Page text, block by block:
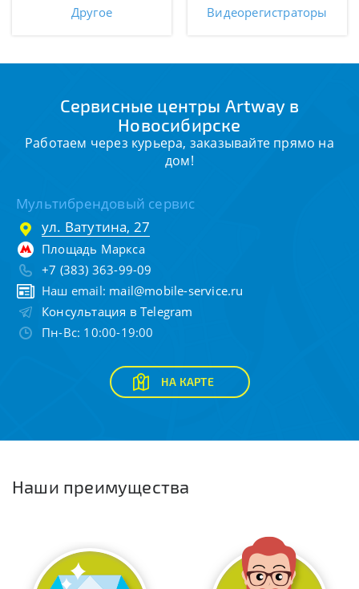
Другое Видеорегистраторы
Сервисные центры Artway в
Новосибирске
Работаем через курьера, заказывайте прямо на
дом!
Мультибрендовый сервис
ул. Ватутина, 27
Площадь Маркса
+7 (383) 363-99-09
Наш email: mail@mobile-service.ru
Консультация в Telegram
Пн-Вс: 10:00-19:00
НА КАРТЕ
Наши преимущества